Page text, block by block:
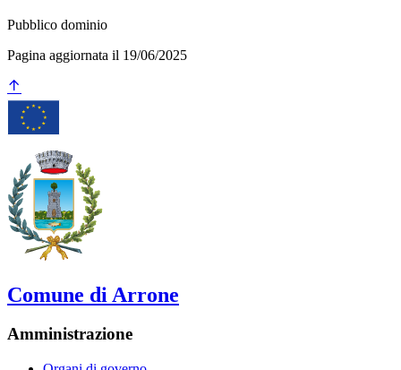
Pubblico dominio
Pagina aggiornata il 19/06/2025
Comune di Arrone
Amministrazione